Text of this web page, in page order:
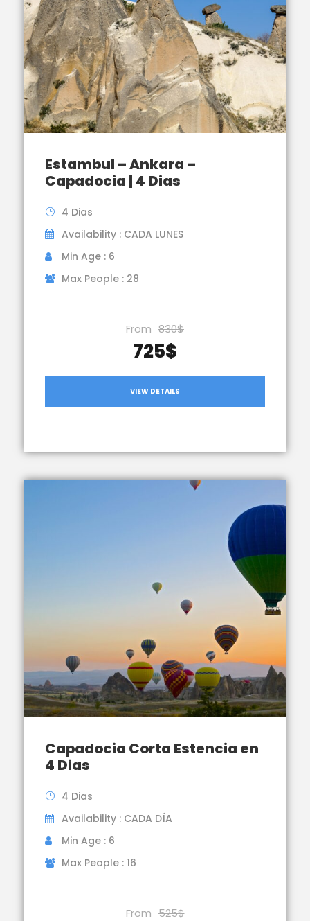
Estambul – Ankara –
Capadocia | 4 Dias
4 Dias
Availability : CADA LUNES
Min Age : 6
Max People : 28
From 830$
725$
VIEW DETAILS
Capadocia Corta Estencia en
4 Dias
4 Dias
Availability : CADA DÍA
Min Age : 6
Max People : 16
From 525$